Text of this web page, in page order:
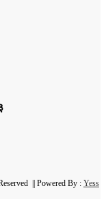
|| Powered By : Yess